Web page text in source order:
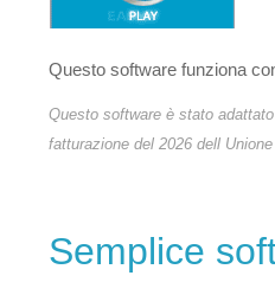
Questo software funziona
Questo software è stato
fatturazione del 2026 dell
Semplice